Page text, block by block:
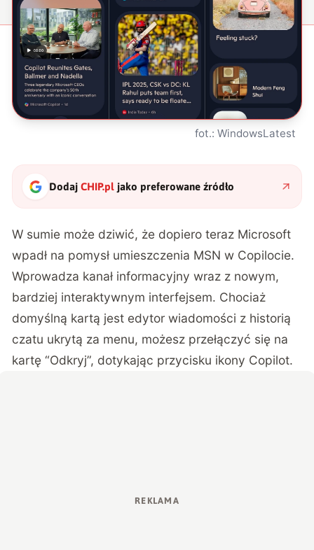
fot.: WindowsLatest
DodajCHIP.pl jako preferowane źródło
W sumie może dziwić, że dopiero teraz Microsoft
wpadł na pomysł umieszczenia MSN w Copilocie.
Wprowadza kanał informacyjny wraz z nowym,
bardziej interaktywnym interfejsem. Chociaż
domyślną kartą jest edytor wiadomości z historią
czatu ukrytą za menu, możesz przełączyć się na
kartę “Odkryj”, dotykając przycisku ikony Copilot.